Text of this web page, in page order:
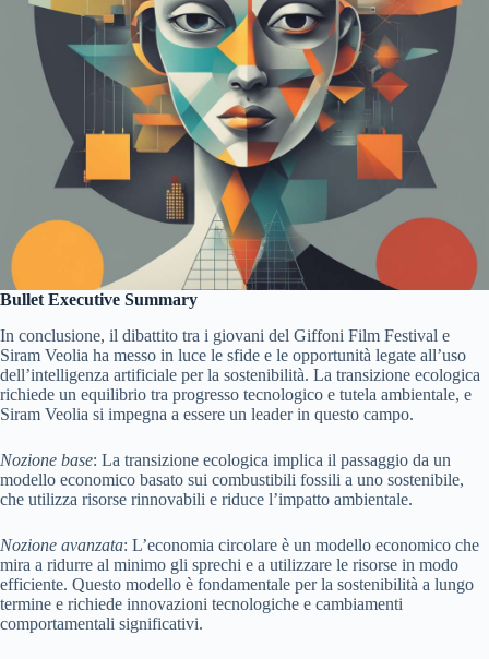
Bullet Executive Summary
In conclusione, il dibattito tra i giovani del Giffoni Film Festival e
Siram Veolia ha messo in luce le sfide e le opportunità legate all’uso
dell’intelligenza artificiale per la sostenibilità. La transizione ecologica
richiede un equilibrio tra progresso tecnologico e tutela ambientale, e
Siram Veolia si impegna a essere un leader in questo campo.
Nozione base: La transizione ecologica implica il passaggio da un
modello economico basato sui combustibili fossili a uno sostenibile,
che utilizza risorse rinnovabili e riduce l’impatto ambientale.
Nozione avanzata: L’economia circolare è un modello economico che
mira a ridurre al minimo gli sprechi e a utilizzare le risorse in modo
efficiente. Questo modello è fondamentale per la sostenibilità a lungo
termine e richiede innovazioni tecnologiche e cambiamenti
comportamentali significativi.